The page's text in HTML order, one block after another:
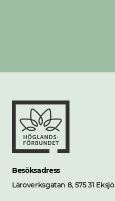
Besöksadress
Läroverksgatan 8, 575 31 Eksjö